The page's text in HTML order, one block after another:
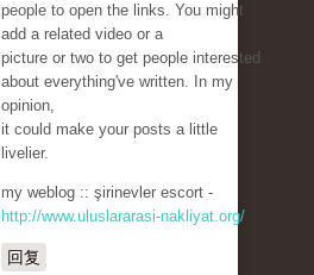
people to open the links. You might
add a related video or a
picture or two to get people interested
about everything've written. In my
opinion,
it could make your posts a little
livelier.
my weblog :: şirinevler escort -
http://www.uluslararasi-nakliyat.org/
回复